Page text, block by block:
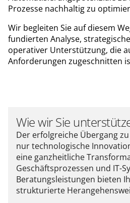
Prozesse nachhaltig zu
Wir begleiten Sie auf diesem
fundierten Analyse,
operativer Unterstützung, die
Anforderungen zugeschnitten
Wie wir Sie
Der erfolgreiche Übergang
nur technologische
eine ganzheitliche
Geschäftsprozessen und IT-
Beratungsleistungen bieten
strukturierte